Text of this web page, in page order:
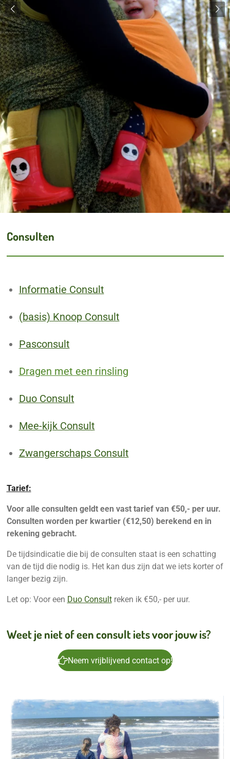
Consulten
Informatie Consult
(basis) Knoop Consult
Pasconsult
Dragen met een rinsling
Duo Consult
Mee-kijk Consult
Zwangerschaps Consult
Tarief:
Voor alle consulten geldteen vast tarief van €50,- per uur.
Consulten worden per kwartier (€12,50) berekend en in
rekening gebracht.
De tijdsindicatie die bij de consulten staat is een schatting
van de tijd die nodig is. Het kan dus zijn dat we iets korter of
langer bezig zijn.
Let op: Voor een Duo Consultreken ik €50,- per uur.
Weet je niet of een consult iets voor jouw is?
Neem vrijblijvend contact op!